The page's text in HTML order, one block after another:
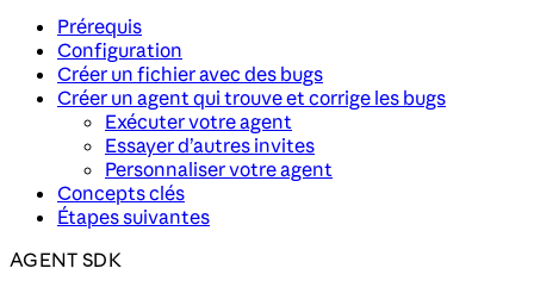
Prérequis
Configuration
Créer un fichier avec des bugs
Créer un agent qui trouve et corrige les bugs
Exécuter votre agent
Essayer d’autres invites
Personnaliser votre agent
Concepts clés
Étapes suivantes
AGENT SDK